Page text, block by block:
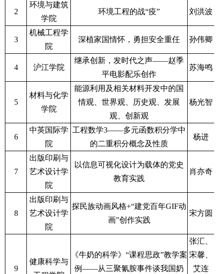
2
环境与建筑
学院
环境工程的战“疫” 刘洪波
3
机械工程学
院
深植家国情怀，勇担安全重任 孙伟卿
4 沪江学院
继承创新，发时代之声——赵季
平电影配乐创作
苏海鸣
5
材料与化学
学院
能源利用及相关材料开发中的国
情观、世界观、历史观、发展
观、创新观
杨光智
6
中英国际学
院
工程数学3——多元函数积分学中
的二重积分概念及性质
杨进
7
出版印刷与
艺术设计学
院
以信息可视化设计为载体的党史
教育实践
肖亦奇
8
出版印刷与
艺术设计学
院
探民族动画风格+“建党百年GIF动
画”创作实践
宋方圆
9
健康科学与
《牛奶的科学》“课程思政”教学案
例——从三聚氰胺事件谈我国奶
张汇、
宋馨、
艾连